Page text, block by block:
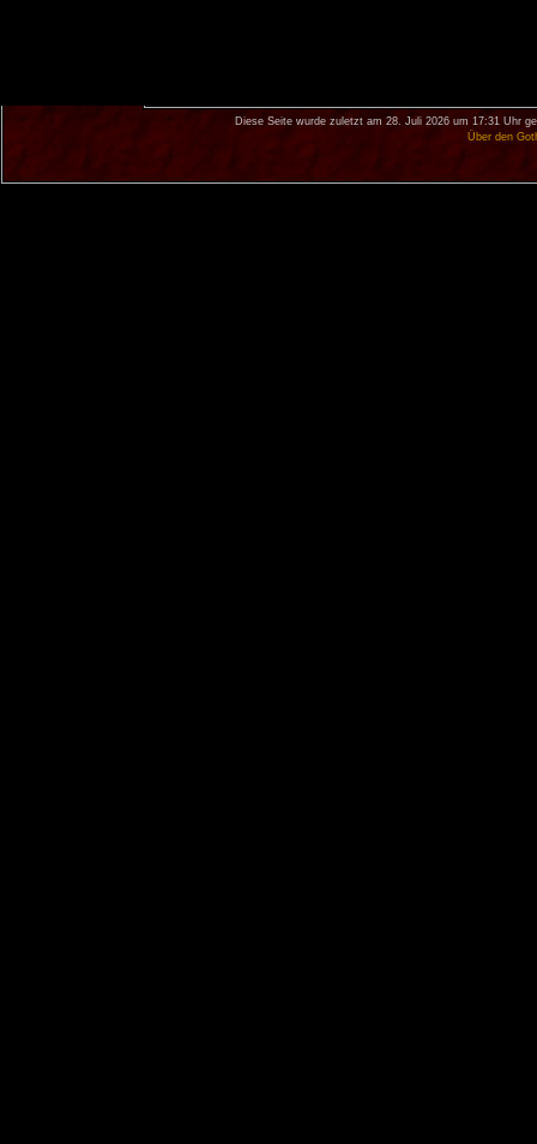
Diese Seite wurde zuletzt am 28. Juli 2026 um 17:31 Uhr
Über den